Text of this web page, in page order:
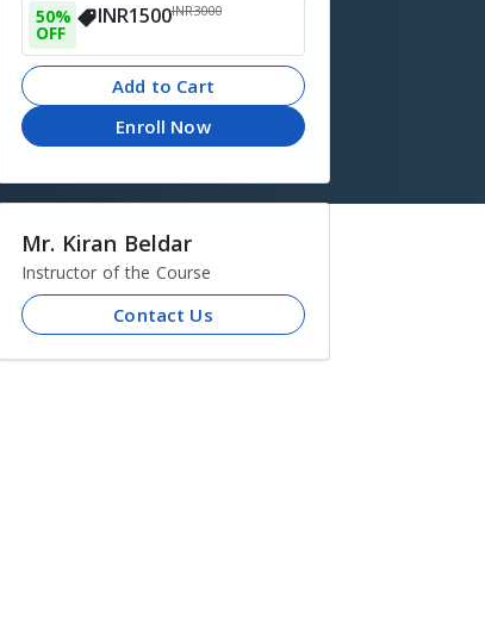
50%
OFF
INR1500INR3000
Add to Cart
Enroll Now
Mr. Kiran Beldar
Instructor of the Course
Contact Us